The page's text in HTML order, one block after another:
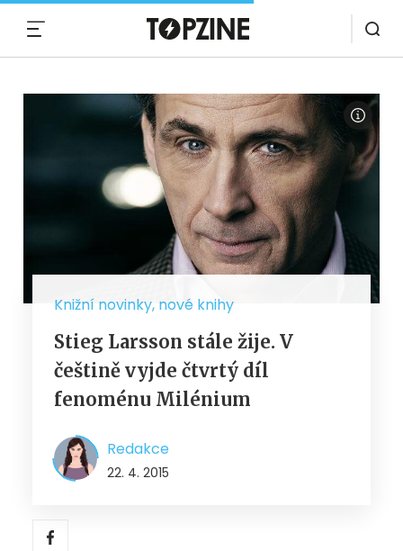
Knižní novinky, nové knihy
Stieg Larsson stále žije. V
češtině vyjde čtvrtý díl
fenoménu Milénium
Redakce
22. 4. 2015